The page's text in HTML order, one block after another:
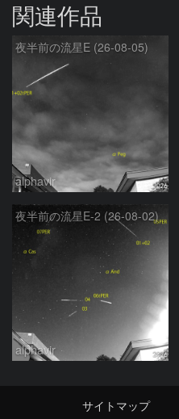
関連作品
夜半前の流星E (26-08-05)
alphavir
夜半前の流星E-2 (26-08-02)
alphavir
サイトマップ